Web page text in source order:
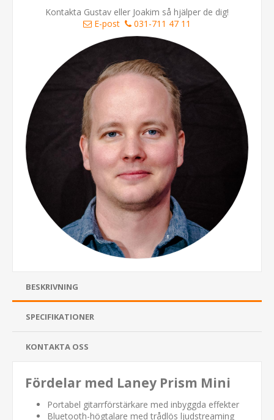
Kontakta Gustav eller Joakim så hjälper de dig!
E-post
031-711 47 11
BESKRIVNING
SPECIFIKATIONER
KONTAKTA OSS
Fördelar med Laney Prism Mini
Portabel gitarrförstärkare med inbyggda effekter
Bluetooth-högtalare med trådlös ljudstreaming